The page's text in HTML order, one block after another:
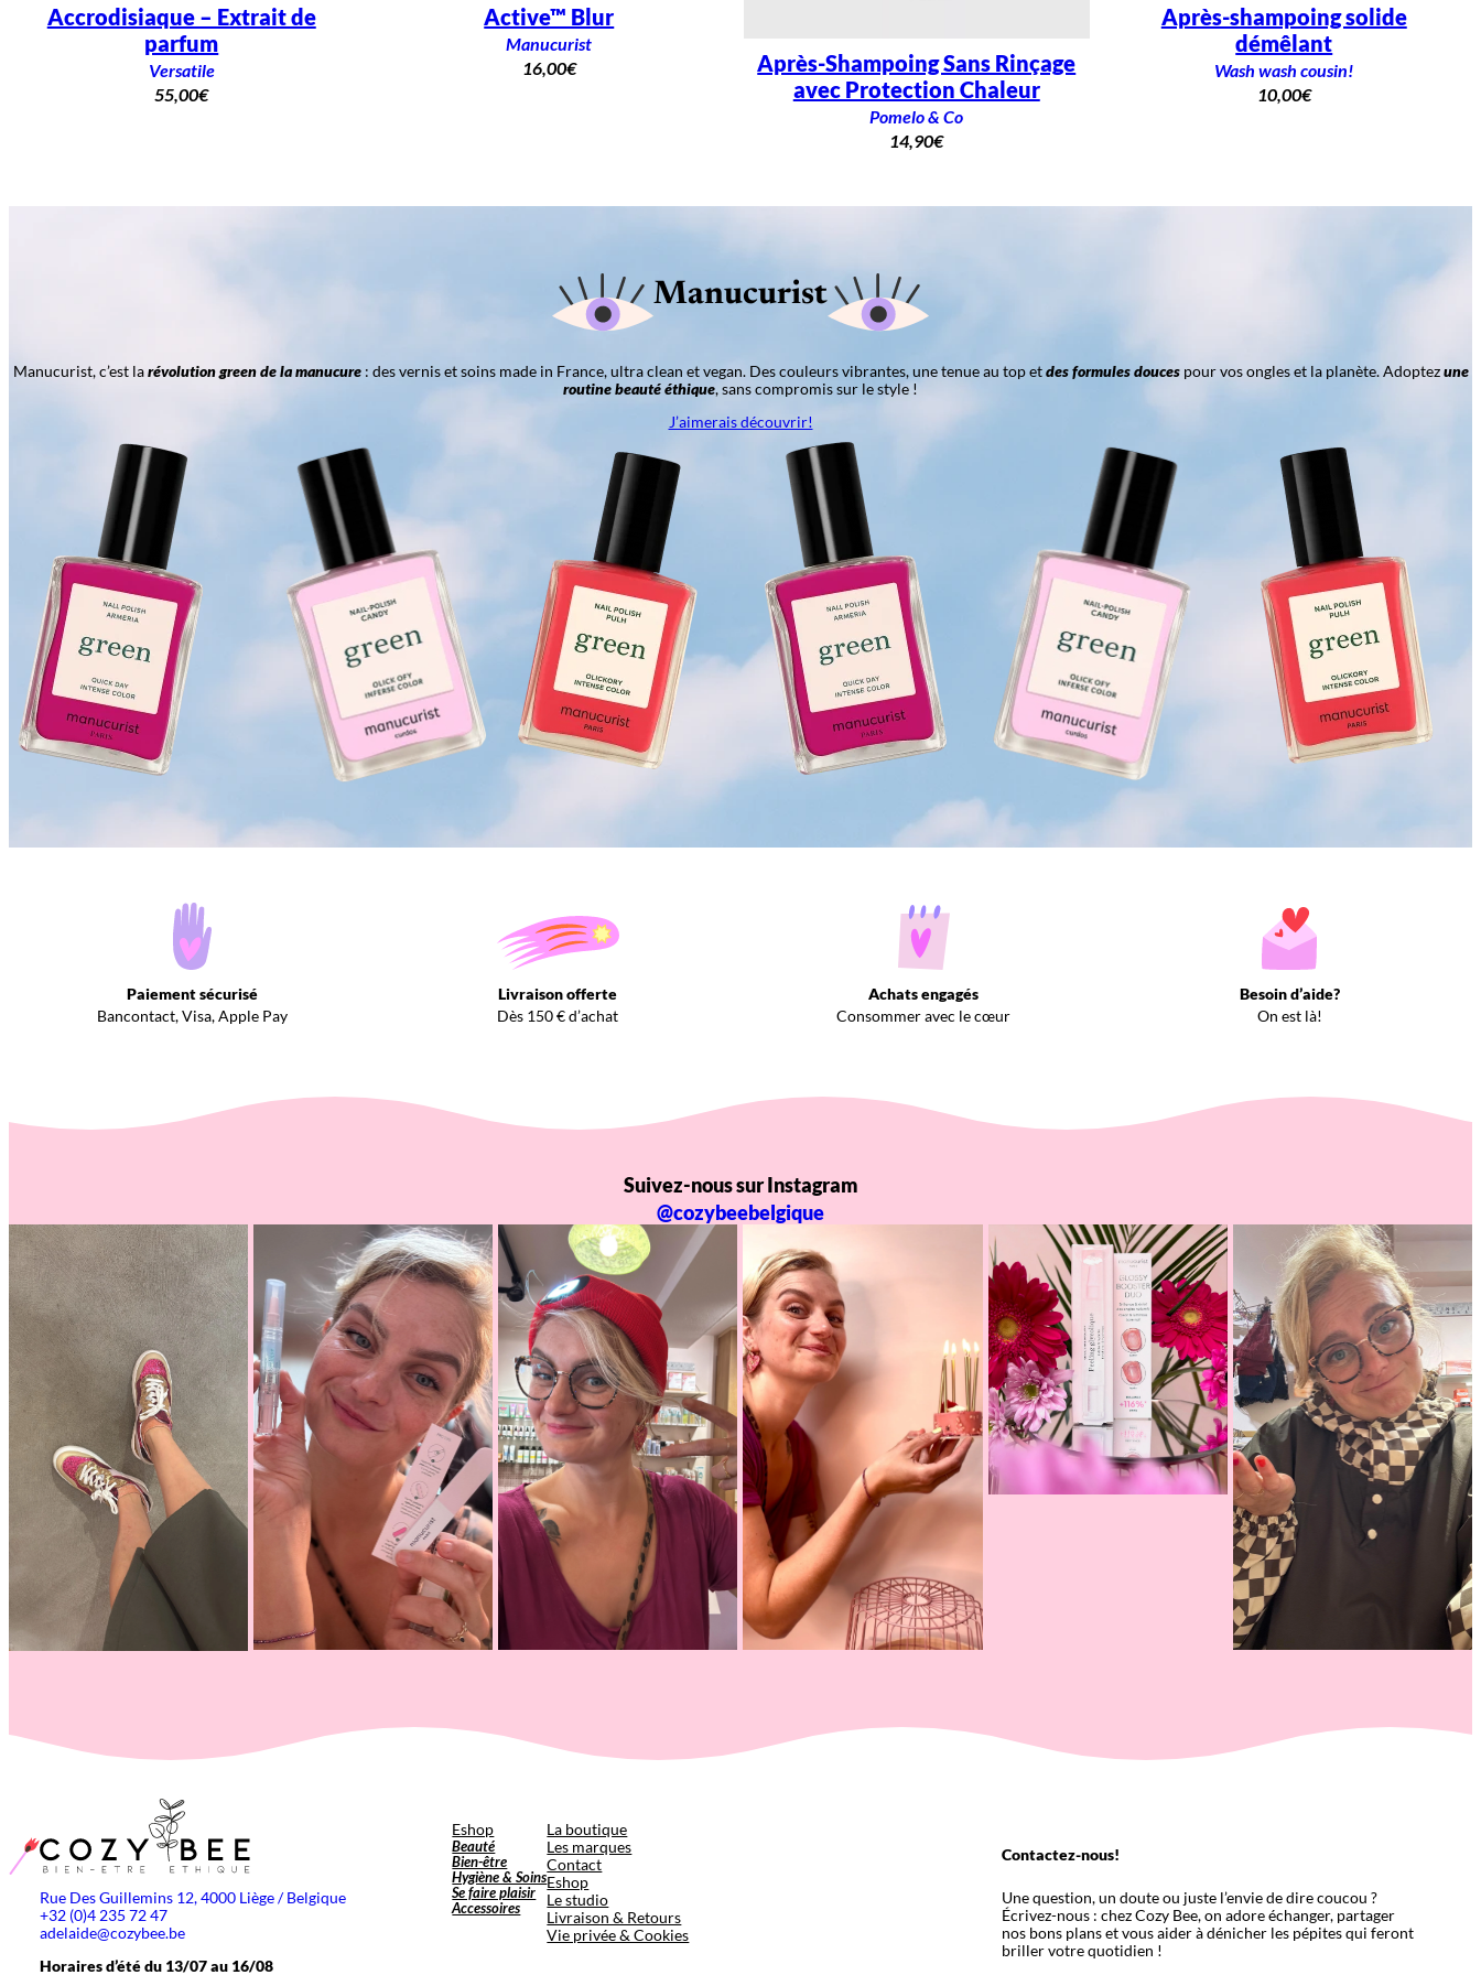
Accrodisiaque – Extrait de
parfum
Versatile
55,00€
Active™ Blur
Manucurist
16,00€
Après-Shampoing Sans Rinçage
avec Protection Chaleur
Pomelo & Co
14,90€
Après-shampoing solide
démêlant
Wash wash cousin!
10,00€
Manucurist
Manucurist, c’est larévolution green de la manucure: des vernis et soins made in France, ultra clean et vegan. Des couleurs vibrantes, une tenue au top etdes formules doucespour vos ongles et la planète. Adoptezune
routine beauté éthique, sans compromis sur le style !
J’aimerais découvrir!
Paiement sécurisé
Bancontact, Visa, Apple Pay
Livraison offerte
Dès 150 € d’achat
Achats engagés
Consommer avec le cœur
Besoin d’aide?
On est là!
Suivez-nous sur Instagram
@cozybeebelgique
Rue Des Guillemins 12, 4000 Liège / Belgique
+32 (0)4 235 72 47
adelaide@cozybee.be
Horaires d’été du 13/07 au 16/08
Eshop
Beauté
Bien-être
Hygiène & Soins
Se faire plaisir
Accessoires
La boutique
Les marques
Contact
Eshop
Le studio
Livraison & Retours
Vie privée & Cookies
Contactez-nous!
Une question, un doute ou juste l’envie de dire coucou ?
Écrivez-nous : chez Cozy Bee, on adore échanger, partager
nos bons plans et vous aider à dénicher les pépites qui feront
briller votre quotidien !